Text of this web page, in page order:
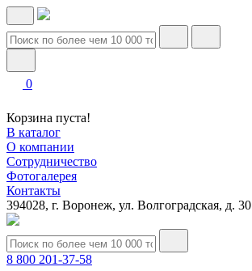
0
Корзина пуста!
В каталог
О компании
Сотрудничество
Фотогалерея
Контакты
394028, г. Воронеж, ул. Волгоградская, д. 30
8 800 201-37-58